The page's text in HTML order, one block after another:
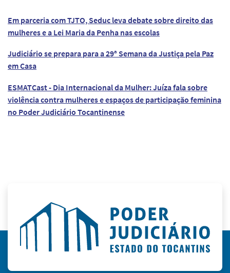
Em parceria com TJTO, Seduc leva debate sobre direito das
mulheres e a Lei Maria da Penha nas escolas
Judiciário se prepara para a 29ª Semana da Justiça pela Paz
em Casa
ESMATCast - Dia Internacional da Mulher: Juíza fala sobre
violência contra mulheres e espaços de participação feminina
no Poder Judiciário Tocantinense